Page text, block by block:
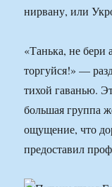
нирвану, или
«Танька, не бери
торгуйся!» —
тихой гаванью.
большая группа
ощущение, что
предоставил